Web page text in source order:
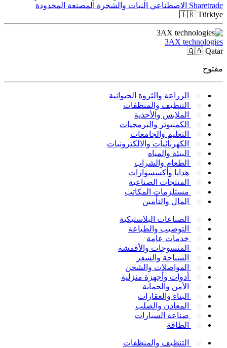
Sharetrade الاصطناعي النبات والشجرة المصنعة المحدودة
🇹🇷 Türkiye
3AX technologies
🇶🇦 Qatar
مفتوح
الزراعة والثروة الحيوانية
التنظيف والمنظفات
الملابس والأحذية
الكمبيوتر والبرمجيات
التعليم والجامعات
الكهربائيات والالكترونيات
البيئة والمياه
الطعام والشراب
هدايا وأكسسوارات
المنتجات الصناعية
مستلزمات المكاتب
المال والتأمين
الصناعات البلاستيكية
التوضيب والطباعة
خدمات عامة
المنسوجات والأقمشة
السياحة والسفر
المواصلات والشحن
أدوات وأجهزة منزلية
الأمن والحماية
البناء والعقارات
المعادن والصلب
صناعة السيارات
الطاقة
التنظيف والمنظفات